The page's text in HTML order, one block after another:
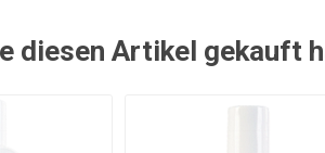
diesen Artikel gekauft